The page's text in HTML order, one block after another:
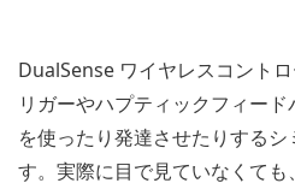
DualSense ワイヤレスコント
リガーやハプティックフィー
を使ったり発達させたりする
す。実際に目で見ていなくても